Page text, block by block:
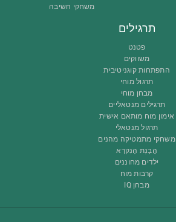
משחקי חשיבה
תרגילים
פטנט
משווקים
התפתחות קוגניטיבית
תרגול מוחי
מבחן מוחי
תרגילים מנטאליים
אימון מוח מותאם אישית
תרגול מנטאלי
משחקי מתמטיקה מהנים
הֲבָנַת הָנִקרָא
ילדים מחוננים
קרבות מוח
מבחן IQ